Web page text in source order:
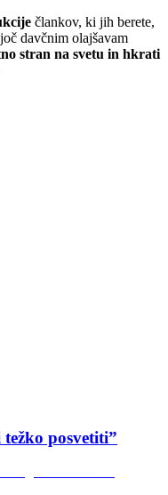
člankov, ki jih berete,
davčnim olajšavam
stran na svetu in hkrati
posvetiti”